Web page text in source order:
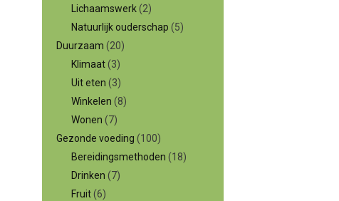
Lichaamswerk(2)
Natuurlijk ouderschap (5)
Duurzaam (20)
Klimaat(3)
Uit eten (3)
Winkelen (8)
Wonen (7)
Gezonde voeding (100)
Bereidingsmethoden (18)
Drinken (7)
Fruit(6)